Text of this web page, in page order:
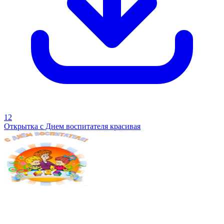
12
Открытка с Днем воспитателя красивая